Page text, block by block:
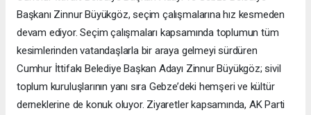
Başkanı Zinnur Büyükgöz, seçim çalışmalarına hız kesmeden
devam ediyor. Seçim çalışmaları kapsamında toplumun tüm
kesimlerinden vatandaşlarla bir araya gelmeyi sürdüren
Cumhur İttifakı Belediye Başkan Adayı Zinnur Büyükgöz; sivil
toplum kuruluşlarının yanı sıra Gebze’deki hemşeri ve kültür
derneklerine de konuk oluyor. Ziyaretler kapsamında, AK Parti